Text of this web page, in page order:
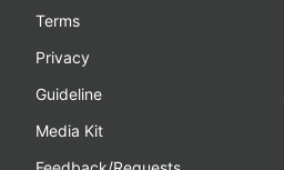
Terms
Privacy
Guideline
Media Kit